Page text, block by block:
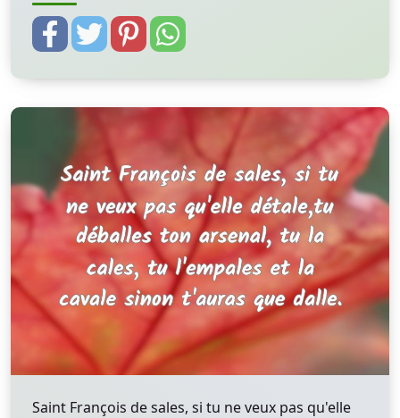
Saint François de sales, si tu ne veux pas qu'elle